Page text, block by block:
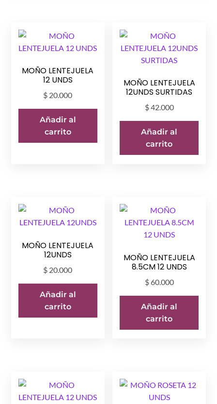
MOÑO LENTEJUELA
12 UNDS
$ 20.000
Añadir al
carrito
MOÑO LENTEJUELA
12UNDS SURTIDAS
$42.000
Añadir al
carrito
MOÑO LENTEJUELA
12UNDS
$ 20.000
Añadir al
carrito
MOÑO LENTEJUELA
8.5CM 12 UNDS
$60.000
Añadir al
carrito